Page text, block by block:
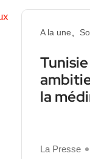
A la une
la
La Presse